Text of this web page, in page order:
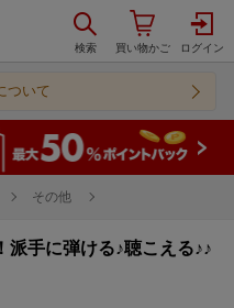
ついて
その他
派手に弾ける♪聴こえる♪♪